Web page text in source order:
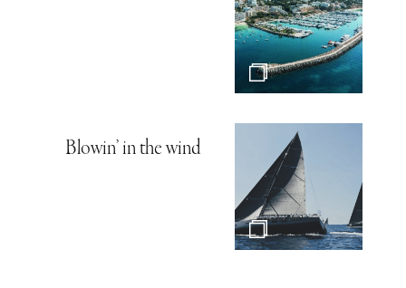
Blowin’ in the wind